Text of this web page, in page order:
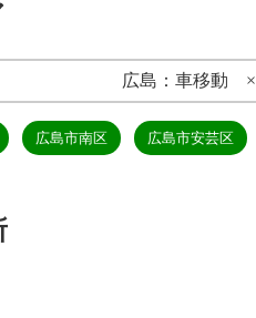
広島：車移動 ×
広島市南区 広島市安芸区